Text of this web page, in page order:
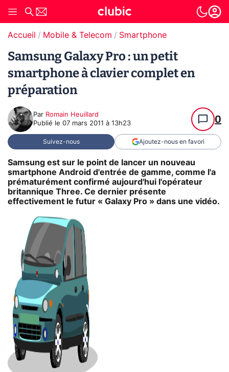
Accueil Mobile & Telecom Smartphone
Samsung Galaxy Pro : un petit
smartphone à clavier complet en
préparation
Par Romain Heuillard
Publié le 07 mars 2011 à 13h23 0
Suivez-nous Ajoutez-nous en favori
Samsung est sur le point de lancer un nouveau
smartphone Android d'entrée de gamme, comme l'a
prématurément confirmé aujourd'hui l'opérateur
britannique Three. Ce dernier présente
effectivement le futur « Galaxy Pro » dans une vidéo.